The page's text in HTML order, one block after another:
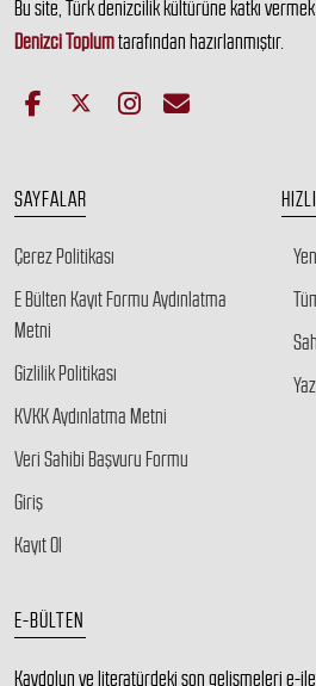
Bu site, Türk denizcilik kültürüne katkı
Denizci Toplumtarafından hazırlanmıştır.
SAYFALAR
Çerez Politikası
E Bülten Kayıt Formu Aydınlatma
Metni
Gizlilik Politikası
KVKK Aydınlatma Metni
Veri Sahibi Başvuru Formu
Giriş
Kayıt Ol
E-BÜLTEN
Kaydolun ve literatürdeki son gelişmeleri e-